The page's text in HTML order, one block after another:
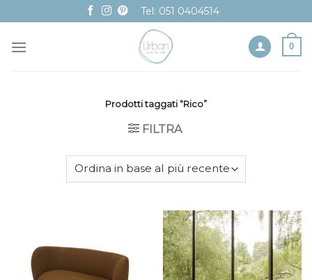
to
content
Tel: 051 0404514
0
Prodotti taggati “Rico”
FILTRA